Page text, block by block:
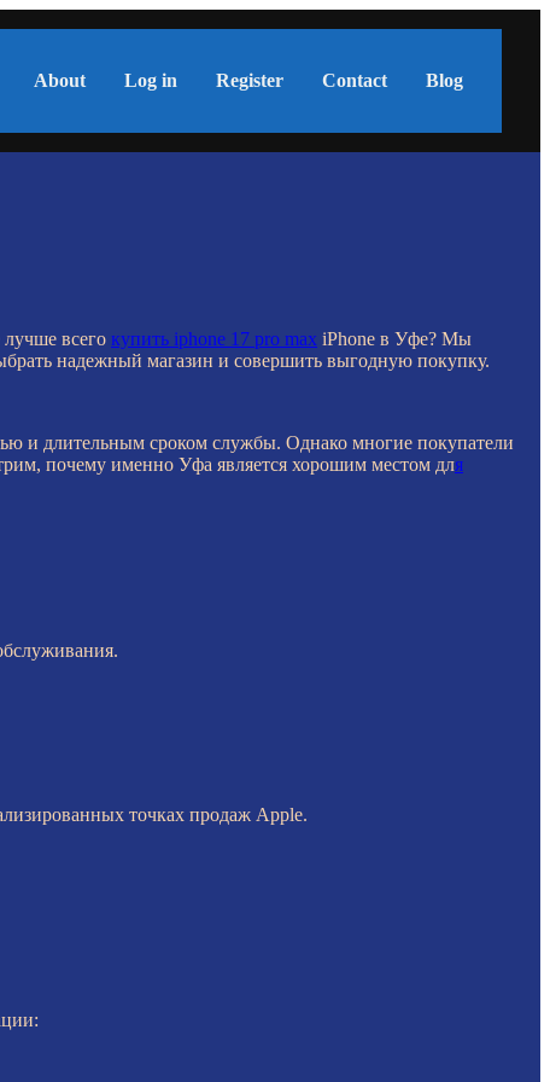
About Log in Register Contact Blog
всего купить iphone 17 pro max iPhone в Уфе? Мы
надежный магазин и совершить выгодную покупку.
и длительным сроком службы. Однако многие покупатели
почему именно Уфа является хорошим местом для
точках продаж Apple.